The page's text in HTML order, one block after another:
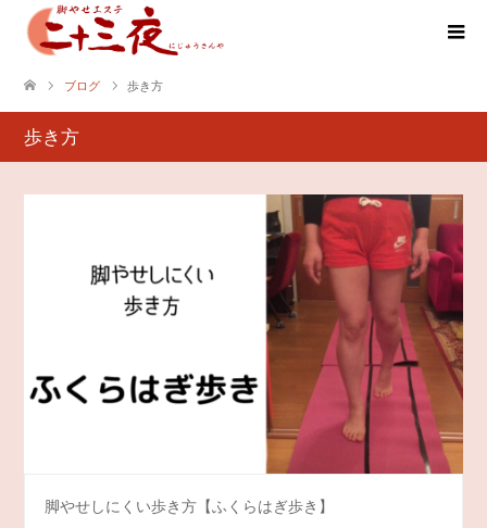
ブログ 歩き方
歩き方
脚やせしにくい歩き方【ふくらはぎ歩き】